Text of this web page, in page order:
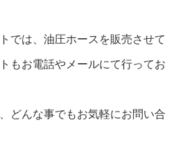
では、油圧ホースを販売させて
もお電話やメールにて行ってお
どんな事でもお気軽にお問い合